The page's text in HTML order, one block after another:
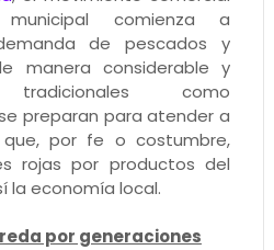
comienza a
de pescados y
manera considerable y
tradicionales como
preparan para atender a
por fe o costumbre,
rojas por productos del
la economía local.
por generaciones